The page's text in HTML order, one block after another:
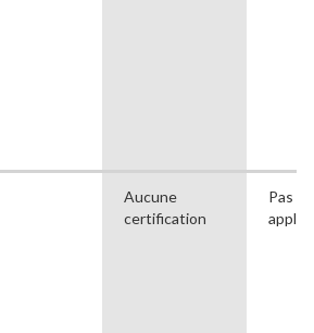
Aucune
certification
Pas